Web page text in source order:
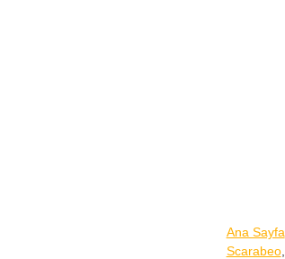
Ana Sayfa
Scarabeo,